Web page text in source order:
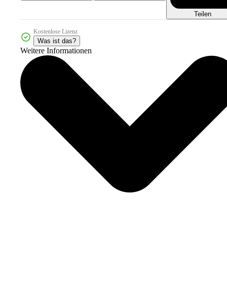
Teilen
Kostenlose Lizenz
Was ist das?
Weitere Informationen